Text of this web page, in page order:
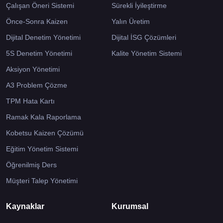
Çalışan Öneri Sistemi
Önce-Sonra Kaizen
Dijital Denetim Yönetimi
5S Denetim Yönetimi
Aksiyon Yönetimi
A3 Problem Çözme
TPM Hata Kartı
Ramak Kala Raporlama
Kobetsu Kaizen Çözümü
Eğitim Yönetim Sistemi
Öğrenilmiş Ders
Müşteri Talep Yönetimi
Sürekli İyileştirme
Yalın Üretim
Dijital İSG Çözümleri
Kalite Yönetim Sistemi
Kaynaklar Kurumsal